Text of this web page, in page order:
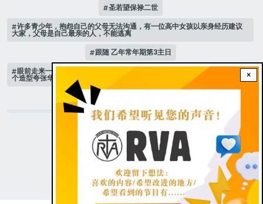
×
圣若望保禄二世
许多青少年，抱怨自己的父母无法沟通，有一位高中女孩以亲身经历建议
大家，父母是自己最亲的人，不能逃离
跟随 乙年常年期第3主日
眼前走来一位魔女，可爱的妖媚中带点邪恶，身上穿著宫廷的小丑服，整
个造型夸张华丽，非常特殊。
STAY CONNECTED WITH US!